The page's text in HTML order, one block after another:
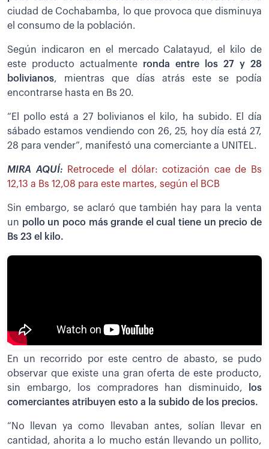
ciudad de Cochabamba, lo que provoca que disminuya
el consumo de la población.
Según indicaron en el mercado Calatayud, el kilo de
este producto actualmente ronda entre los 27 y 28
bolivianos, mientras que días atrás este se podía
encontrarse hasta en Bs 20.
“El pollo está a 27 bolivianos el kilo, ha subido. El día
sábado estamos vendiendo con 26, 25, hoy día está 27,
28 para vender”, manifestó una comerciante a UNITEL.
MIRA AQUÍ:
Retrocede el dólar: cotización cae de Bs
12,13 a Bs 12,08 para este martes, según el BCB
Sin embargo, se aclaró que también hay para la venta
un pollo un poco más grande el cual tiene un precio de
Bs 23 el kilo.
En un recorrido por este centro de abasto, se pudo
observar que existe una gran oferta de este producto,
sin embargo, los compradores han disminuido, los
comerciantes atribuyen esto a la subido de los precios.
“No llevan ya como llevaban antes, solían llevar en
cantidad, ahorita a lo mucho están llevando un pollito,